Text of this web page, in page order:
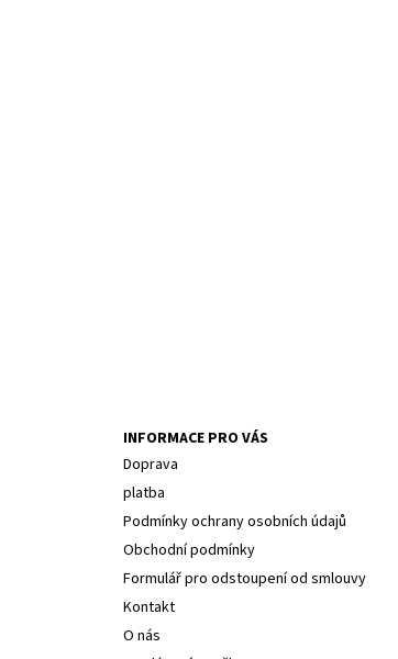
INFORMACE PRO VÁS
Doprava
platba
Podmínky ochrany osobních údajů
Obchodní podmínky
Formulář pro odstoupení od smlouvy
Kontakt
O nás